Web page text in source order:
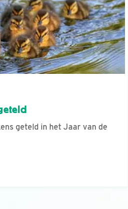
geteld in het Jaar van de